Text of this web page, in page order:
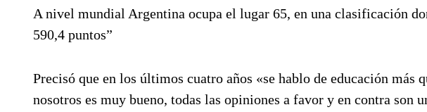
A nivel mundial Argentina ocupa el lugar 65, en una clasificación
590,4 puntos”
Precisó que en los últimos cuatro años «se hablo de educación más
nosotros es muy bueno, todas las opiniones a favor y en contra son